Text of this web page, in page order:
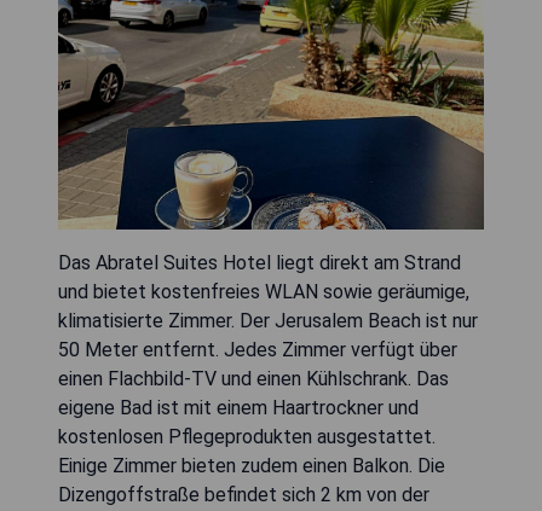
Das Abratel Suites Hotel liegt direkt am Strand
und bietet kostenfreies WLAN sowie geräumige,
klimatisierte Zimmer. Der Jerusalem Beach ist nur
50 Meter entfernt. Jedes Zimmer verfügt über
einen Flachbild-TV und einen Kühlschrank. Das
eigene Bad ist mit einem Haartrockner und
kostenlosen Pflegeprodukten ausgestattet.
Einige Zimmer bieten zudem einen Balkon. Die
Dizengoffstraße befindet sich 2 km von der